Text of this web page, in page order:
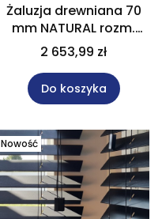
Żaluzja drewniana 70
mm NATURAL rozm.
170x250 cm Na wymiar
2 653,99 zł
Do koszyka
Nowość